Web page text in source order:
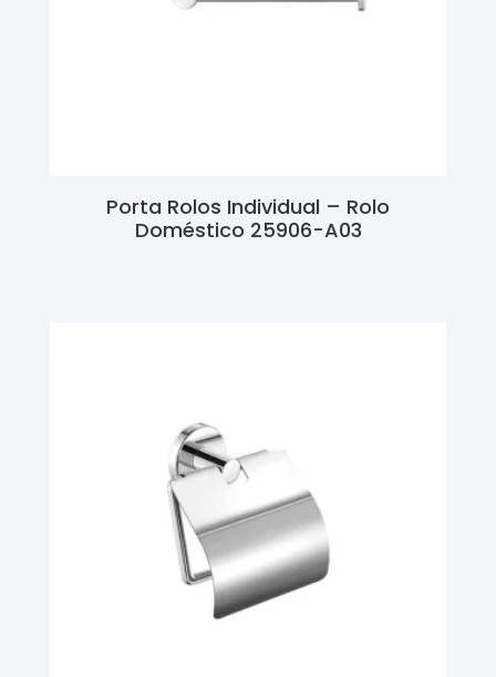
Porta Rolos Individual – Rolo
Doméstico 25906-A03